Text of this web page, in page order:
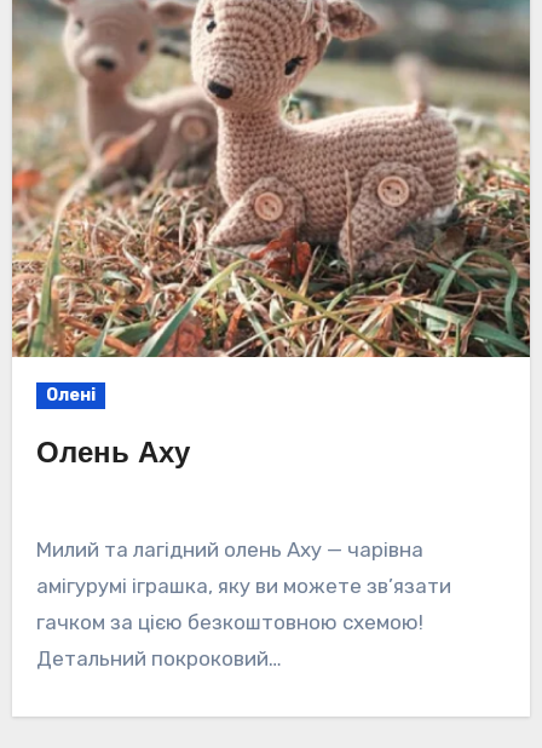
Олені
Олень Аху
Милий та лагідний олень Аху — чарівна
амігурумі іграшка, яку ви можете зв’язати
гачком за цією безкоштовною схемою!
Детальний покроковий…